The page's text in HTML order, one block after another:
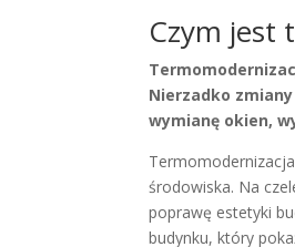
Czym jest
Nierzadko
wymianę okien,
środowiska. Na
poprawę estetyki
budynku, który